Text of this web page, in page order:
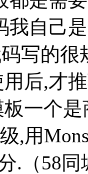
我自己
写的
后,才
一个
,用
.（58